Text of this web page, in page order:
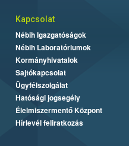
Kapcsolat
Nébih Igazgatóságok
Nébih Laboratóriumok
Kormányhivatalok
Sajtókapcsolat
Ügyfélszolgálat
Hatósági jogsegély
Élelmiszermentő Központ
Hírlevél feliratkozás